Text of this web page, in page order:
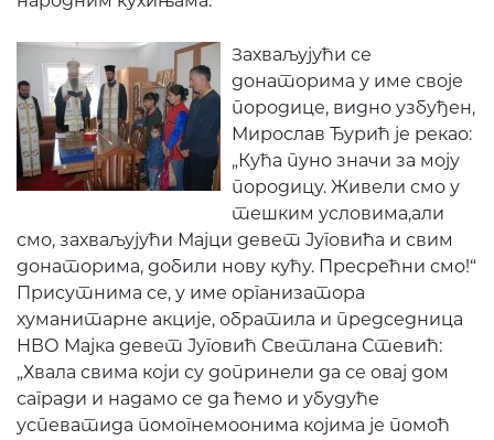
Захваљујући се
донаторима у име своје
породице, видно узбуђен,
Мирослав Ђурић је рекао:
„Кућа пуно значи за моју
породицу. Живели смо у
тешким условима,али
смо, захваљујући Мајци девет Југовића и свим
донаторима, добили нову кућу. Пресрећни смо!“
Присутнима се, у име организатора
хуманитарне акције, обратила и председница
НВО Мајка девет Југовић Светлана Стевић:
„Хвала свима који су допринели да се овај дом
сагради и надамо се да ћемо и убудуће
успеватида помогнемоонима којима је помоћ